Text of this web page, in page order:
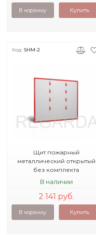
В корзину Купить
Код: SHM-2
Щит пожарный
металлический открытый
без комплекта
1200х800х15
В наличии
2 141 руб.
В корзину Купить